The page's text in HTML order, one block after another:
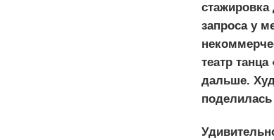
запроса у
театр
дальше.